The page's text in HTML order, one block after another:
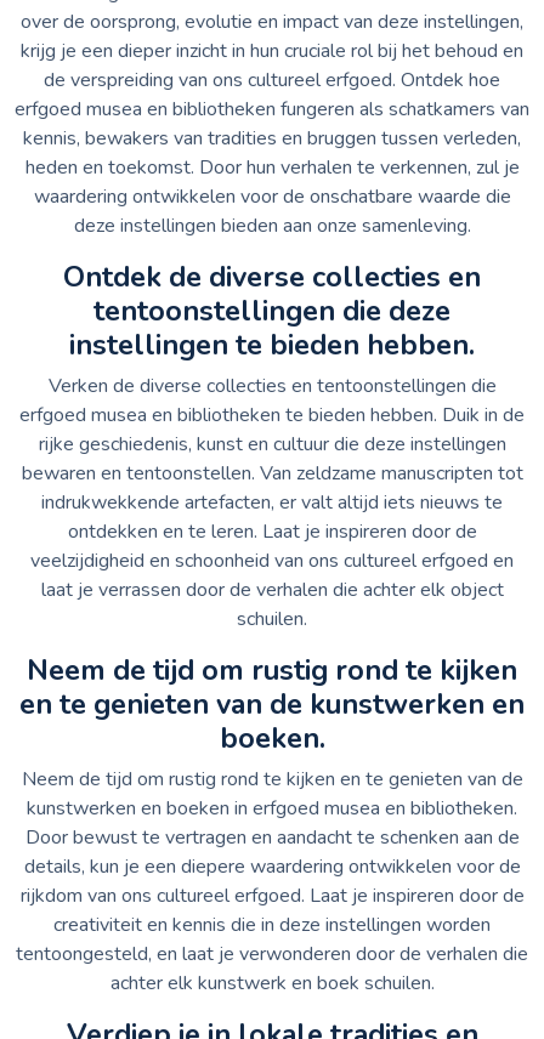
over de oorsprong, evolutie en impact van deze instellingen,
krijg je een dieper inzicht in hun cruciale rol bij het behoud en
de verspreiding van ons cultureel erfgoed. Ontdek hoe
erfgoed musea en bibliotheken fungeren als schatkamers van
kennis, bewakers van tradities en bruggen tussen verleden,
heden en toekomst. Door hun verhalen te verkennen, zul je
waardering ontwikkelen voor de onschatbare waarde die
deze instellingen bieden aan onze samenleving.
Ontdek de diverse collecties en
tentoonstellingen die deze
instellingen te bieden hebben.
Verken de diverse collecties en tentoonstellingen die
erfgoed musea en bibliotheken te bieden hebben. Duik in de
rijke geschiedenis, kunst en cultuur die deze instellingen
bewaren en tentoonstellen. Van zeldzame manuscripten tot
indrukwekkende artefacten, er valt altijd iets nieuws te
ontdekken en te leren. Laat je inspireren door de
veelzijdigheid en schoonheid van ons cultureel erfgoed en
laat je verrassen door de verhalen die achter elk object
schuilen.
Neem de tijd om rustig rond te kijken
en te genieten van de kunstwerken en
boeken.
Neem de tijd om rustig rond te kijken en te genieten van de
kunstwerken en boeken in erfgoed musea en bibliotheken.
Door bewust te vertragen en aandacht te schenken aan de
details, kun je een diepere waardering ontwikkelen voor de
rijkdom van ons cultureel erfgoed. Laat je inspireren door de
creativiteit en kennis die in deze instellingen worden
tentoongesteld, en laat je verwonderen door de verhalen die
achter elk kunstwerk en boek schuilen.